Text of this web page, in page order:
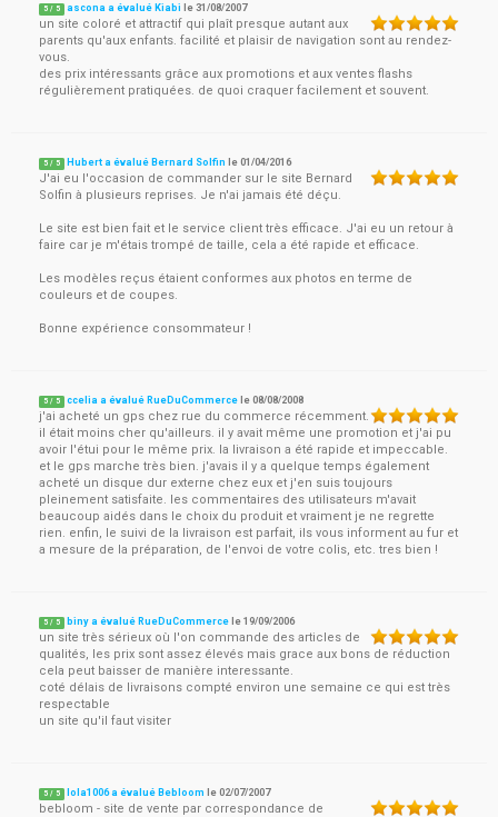
5 / 5 ascona a évalué Kiabi le31/08/2007
un site coloré et attractif qui plaît presque autant aux
parents qu'aux enfants. facilité et plaisir de navigation sont au rendez-
vous.
des prix intéressants grâce aux promotions et aux ventes flashs
régulièrement pratiquées. de quoi craquer facilement et souvent.
5 / 5 Hubert a évalué Bernard Solfin le01/04/2016
J'ai eu l'occasion de commander sur le site Bernard
Solfin à plusieurs reprises. Je n'ai jamais été déçu.
Le site est bien fait et le service client très efficace. J'ai eu un retour à
faire car je m'étais trompé de taille, cela a été rapide et efficace.
Les modèles reçus étaient conformes aux photos en terme de
couleurs et de coupes.
Bonne expérience consommateur !
5 / 5 ccelia a évalué RueDuCommerce le08/08/2008
j'ai acheté un gps chez rue du commerce récemment.
il était moins cher qu'ailleurs. il y avait même une promotion et j'ai pu
avoir l'étui pour le même prix. la livraison a été rapide et impeccable.
et le gps marche très bien. j'avais il y a quelque temps également
acheté un disque dur externe chez eux et j'en suis toujours
pleinement satisfaite. les commentaires des utilisateurs m'avait
beaucoup aidés dans le choix du produit et vraiment je ne regrette
rien. enfin, le suivi de la livraison est parfait, ils vous informent au fur et
a mesure de la préparation, de l'envoi de votre colis, etc. tres bien !
5 / 5 biny a évalué RueDuCommerce le19/09/2006
un site très sérieux où l'on commande des articles de
qualités, les prix sont assez élevés mais grace aux bons de réduction
cela peut baisser de manière interessante.
coté délais de livraisons compté environ une semaine ce qui est très
respectable
un site qu'il faut visiter
5 / 5 lola1006 a évalué Bebloom le02/07/2007
bebloom - site de vente par correspondance de